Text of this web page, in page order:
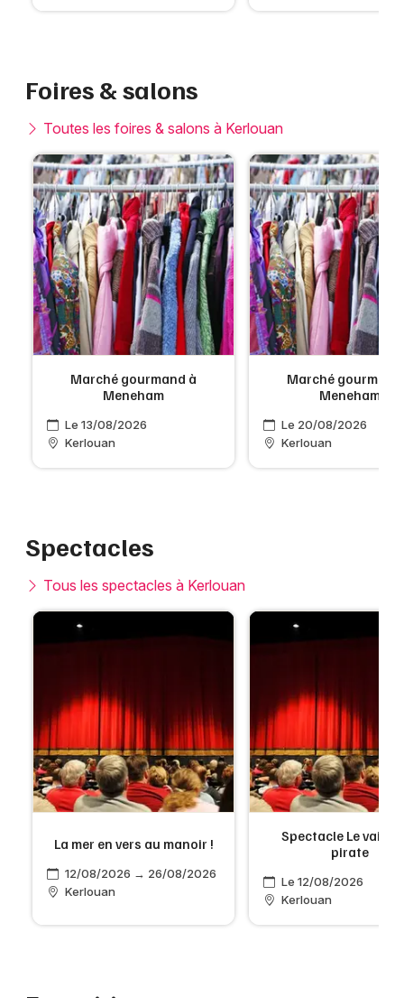
Foires & salons
Toutes les foires & salons à Kerlouan
Marché gourmand à
Meneham
Le 13/08/2026
Kerlouan
Marché gourmand
Meneham
Le 20/08/2026
Kerlouan
Spectacles
Tous les spectacles à Kerlouan
La mer en vers au manoir !
12/08/2026 → 26/08/2026
Kerlouan
Spectacle Le
pirate
Le 12/08/2026
Kerlouan